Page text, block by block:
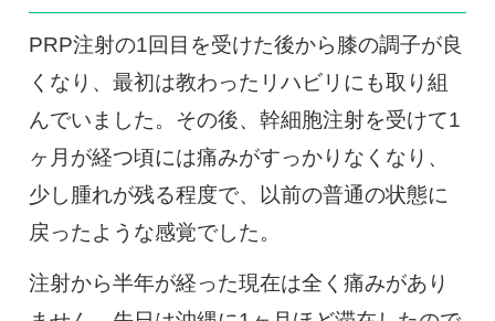
PRP注射の1回目を受けた後から膝の調子が良
くなり、最初は教わったリハビリにも取り組
んでいました。その後、幹細胞注射を受けて1
ヶ月が経つ頃には痛みがすっかりなくなり、
少し腫れが残る程度で、以前の普通の状態に
戻ったような感覚でした。
注射から半年が経った現在は全く痛みがあり